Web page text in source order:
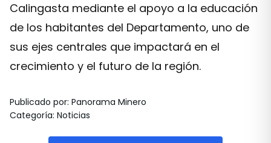
Calingasta mediante el apoyo a la educación
de los habitantes del Departamento, uno de
sus ejes centrales que impactará en el
crecimiento y el futuro de la región.
Publicado por: Panorama Minero
Categoría: Noticias